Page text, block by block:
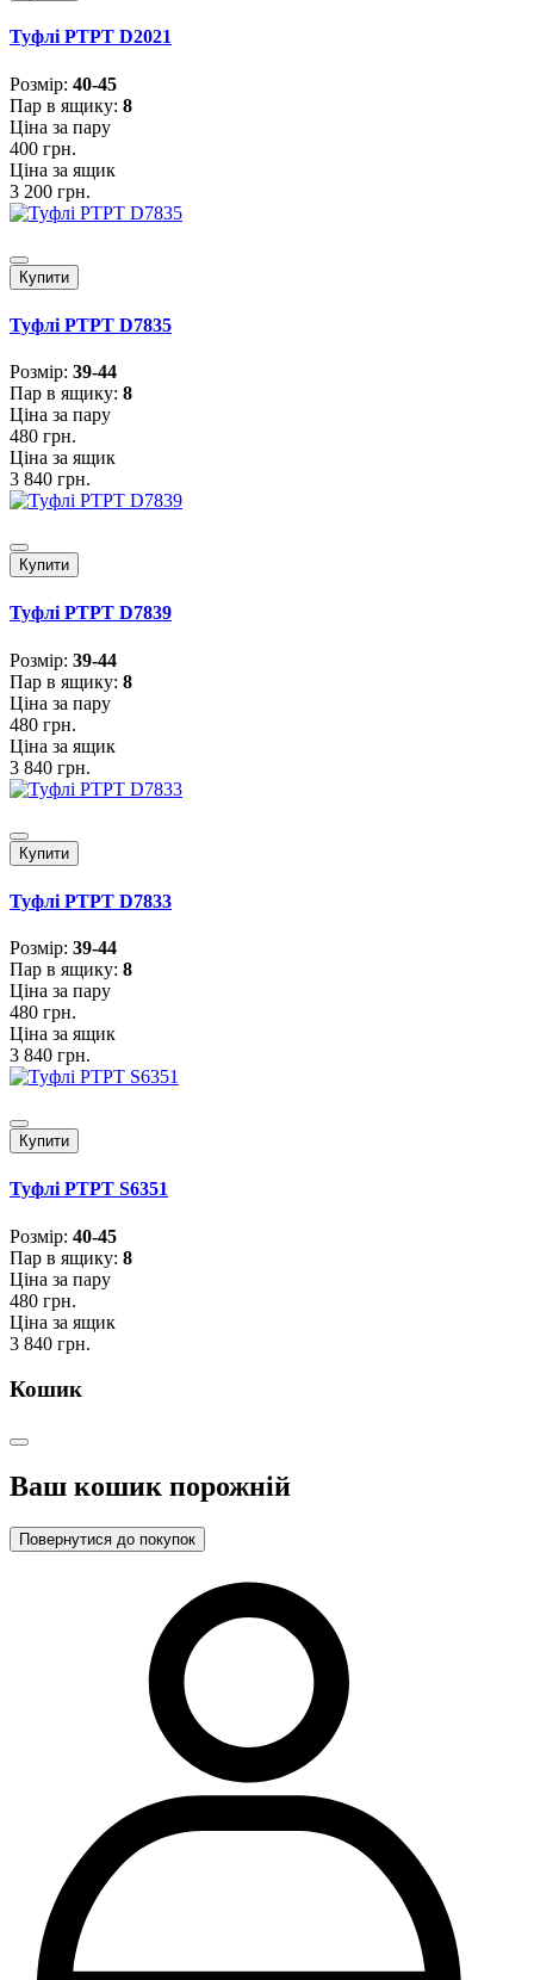
Туфлі PTPT D2021
Розмiр: 40-45
Пар в ящику: 8
Ціна за пару
400 грн.
Ціна за ящик
3 200 грн.
Купити
Туфлі PTPT D7835
Розмiр: 39-44
Пар в ящику: 8
Ціна за пару
480 грн.
Ціна за ящик
3 840 грн.
Купити
Туфлі PTPT D7839
Розмiр: 39-44
Пар в ящику: 8
Ціна за пару
480 грн.
Ціна за ящик
3 840 грн.
Купити
Туфлі PTPT D7833
Розмiр: 39-44
Пар в ящику: 8
Ціна за пару
480 грн.
Ціна за ящик
3 840 грн.
Купити
Туфлі PTPT S6351
Розмiр: 40-45
Пар в ящику: 8
Ціна за пару
480 грн.
Ціна за ящик
3 840 грн.
Кошик
Ваш кошик порожній
Повернутися до покупок